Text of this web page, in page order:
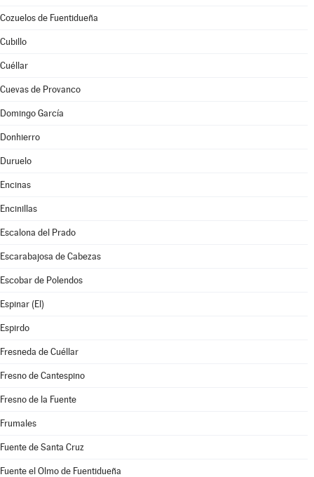
Cozuelos de Fuentidueña
Cubillo
Cuéllar
Cuevas de Provanco
Domingo García
Donhierro
Duruelo
Encinas
Encinillas
Escalona del Prado
Escarabajosa de Cabezas
Escobar de Polendos
Espinar (El)
Espirdo
Fresneda de Cuéllar
Fresno de Cantespino
Fresno de la Fuente
Frumales
Fuente de Santa Cruz
Fuente el Olmo de Fuentidueña